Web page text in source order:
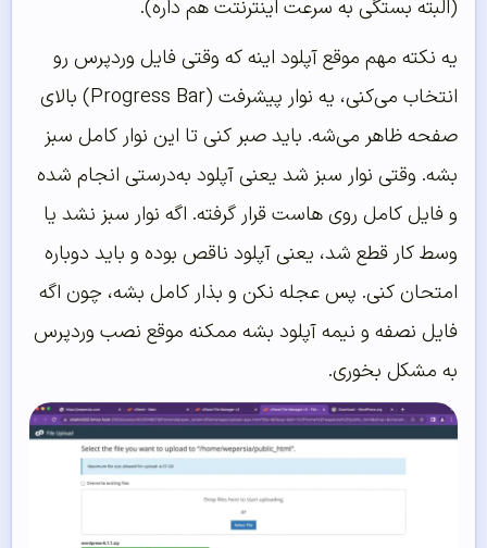
(البته بستگی به سرعت اینترنتت هم داره).
یه نکته مهم موقع آپلود اینه که وقتی فایل وردپرس رو
انتخاب می‌کنی، یه نوار پیشرفت (Progress Bar) بالای
صفحه ظاهر می‌شه. باید صبر کنی تا این نوار کامل سبز
بشه. وقتی نوار سبز شد یعنی آپلود به‌درستی انجام شده
و فایل کامل روی هاست قرار گرفته. اگه نوار سبز نشد یا
وسط کار قطع شد، یعنی آپلود ناقص بوده و باید دوباره
امتحان کنی. پس عجله نکن و بذار کامل بشه، چون اگه
فایل نصفه و نیمه آپلود بشه ممکنه موقع نصب وردپرس
به مشکل بخوری.